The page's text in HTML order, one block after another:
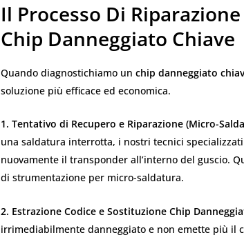
Il Processo Di
Chip Danneggiato Chiave
Quando diagnostichiamo un chip danneggiato
soluzione più efficace ed economica.
1. Tentativo di Recupero e Riparazione (Micro-
una saldatura interrotta, i nostri tecnici
nuovamente il transponder all’interno del guscio.
di strumentazione per micro-saldatura.
2. Estrazione Codice e Sostituzione Chip
irrimediabilmente danneggiato e non emette più il